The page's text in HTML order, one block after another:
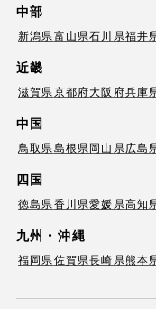
中部
新潟県富山県石川県福井
近畿
滋賀県京都府大阪府兵庫
中国
鳥取県島根県岡山県広島
四国
徳島県香川県愛媛県高知
九州・沖縄
福岡県佐賀県長崎県熊本